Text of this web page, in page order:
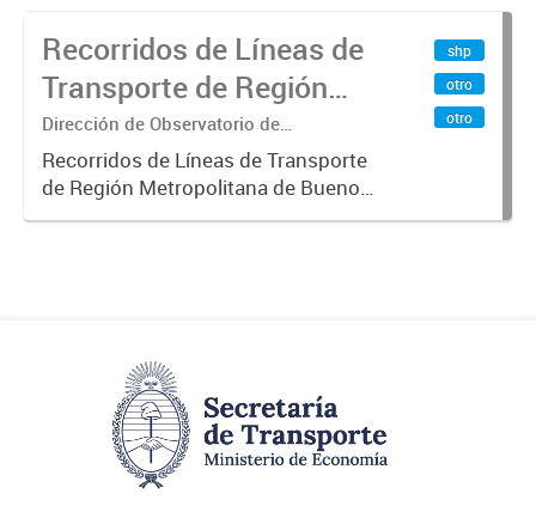
Recorridos de Líneas de
Transporte de Región
Metropolitana de
Buenos Aires (RMBA)
Dirección de Observatorio de
Transporte, Estudio y Sistemas
Recorridos de Líneas de Transporte
de Región Metropolitana de Buenos
Aires (RMBA).-
shp
otro
otro